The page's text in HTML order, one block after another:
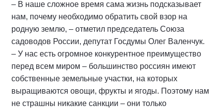
– В наше сложное время сама жизнь подсказывает
нам, почему необходимо обратить свой взор на
родную землю, – отметил председатель Союза
садоводов России, депутат Госдумы Олег Валенчук.
– У нас есть огромное конкурентное преимущество
перед всем миром – большинство россиян имеют
собственные земельные участки, на которых
выращиваются овощи, фрукты и ягоды. Поэтому нам
не страшны никакие санкции – они только